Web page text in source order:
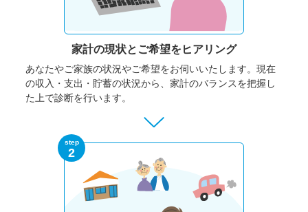
家計の現状と ご希望をヒアリング
あなたやご家族の状況やご希望をお伺いいたします。 現在
の収入・支出・貯蓄の状況から、家計のバランスを把握し
た上で診断を行います。
step
2